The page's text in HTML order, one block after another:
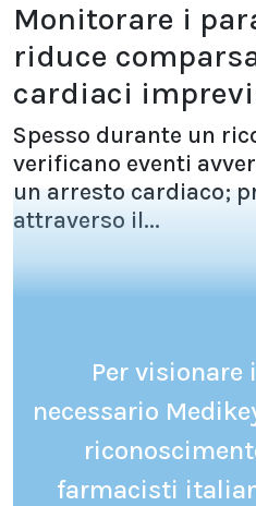
Monitorare i
riduce
cardiaci
Spesso durante un
verificano eventi
un arresto cardiaco;
attraverso il...
Per
necessario
farmacisti